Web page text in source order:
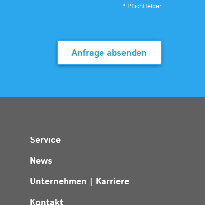
* Pflichtfelder
Anfrage absenden
Service
News
Unternehmen | Karriere
Kontakt